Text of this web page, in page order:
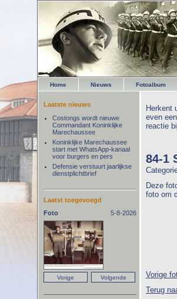
Home Nieuws Fotoalbum
Herkent
even een
reactie
84-1
Deze
foto om
Vorige
Terug
Laatste nieuws
Costongs wordt nieuwe
Commandant Koninklijke
Marechaussee
Koninklijke Marechaussee
start met WhatsApp-kanaal
voor burgers en pers
Defensie verstuurt jaarlijkse
dienstplichtbrief
Laatst toegevoegd
Foto
5-8-2026